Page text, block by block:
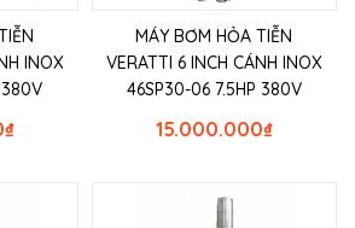
INOX
₫
MÁY BƠM HỎA TIỄN
VERATTI 6 INCH CÁNH INOX
46SP30-06 7.5HP 380V
₫
15.000.000